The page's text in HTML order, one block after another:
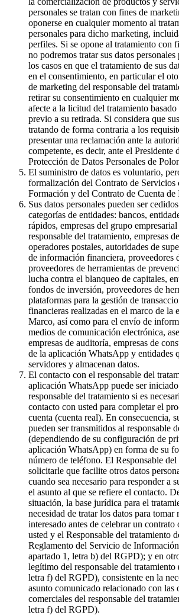
personales se tratan con fines de
oponerse en cualquier momento al
personales para dicho marketing,
perfiles. Si se opone al tratamiento con
no podremos tratar sus datos
los casos en que el tratamiento de sus
en el consentimiento, en particular el
de marketing del responsable del
retirar su consentimiento en cualquier
afecte a la licitud del tratamiento
previo a su retirada. Si considera que
tratando de forma contraria a los
presentar una reclamación ante la
competente, es decir, ante el Presidente
Protección de Datos Personales de
El suministro de datos es voluntario,
formalización del Contrato de
Formación y del Contrato de Cuenta de
Sus datos personales pueden ser
categorías de entidades: bancos,
rápidos, empresas del grupo
responsable del tratamiento, empresas
operadores postales, autoridades de
de información financiera, proveedores
proveedores de herramientas de
lucha contra el blanqueo de capitales,
fondos de inversión, proveedores de
plataformas para la gestión de
financieras realizadas en el marco de la
Marco, así como para el envío de
medios de comunicación electrónica,
empresas de auditoría, empresas de
de la aplicación WhatsApp y entidades
servidores y almacenan datos.
El contacto con el responsable del
aplicación WhatsApp puede ser
responsable del tratamiento si es
contacto con usted para completar el
cuenta (cuenta real). En consecuencia,
pueden ser transmitidos al responsable
(dependiendo de su configuración de
aplicación WhatsApp) en forma de su
número de teléfono. El Responsable
solicitarle que facilite otros datos
cuando sea necesario para responder a
el asunto al que se refiere el contacto.
situación, la base jurídica para el
necesidad de tratar los datos para tomar
interesado antes de celebrar un contrato
usted y el Responsable del tratamiento
Reglamento del Servicio de
apartado 1, letra b) del RGPD); y en
legítimo del responsable del tratamiento
letra f) del RGPD), consistente en la
asunto comunicado relacionado con las
comerciales del responsable del
letra f) del RGPD).